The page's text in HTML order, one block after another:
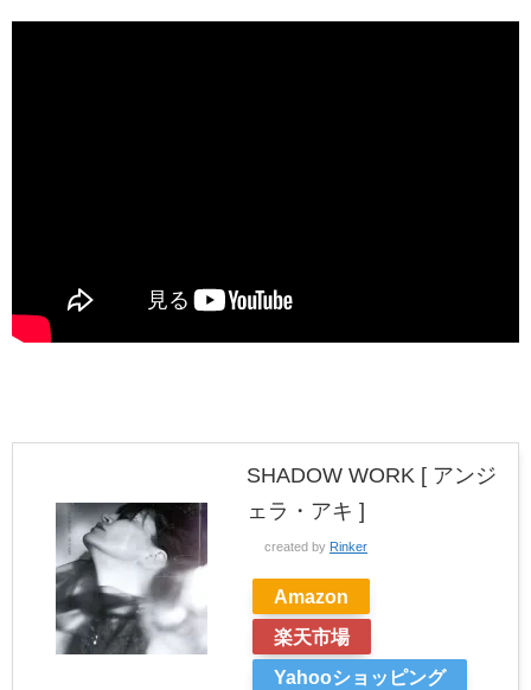
SHADOW WORK [ アンジ
ェラ・アキ ]
created by Rinker
Amazon
楽天市場
Yahooショッピング